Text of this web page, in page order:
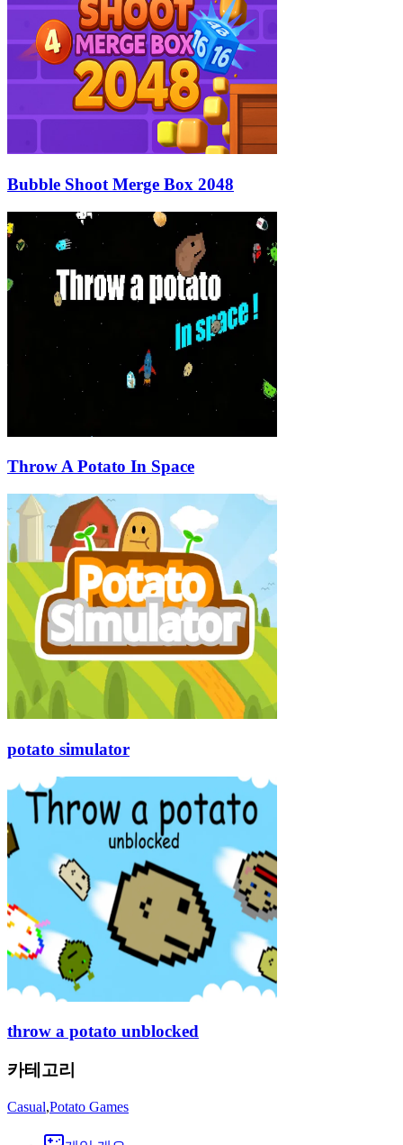
Bubble Shoot Merge Box 2048
Throw A Potato In Space
potato simulator
throw a potato unblocked
카테고리
Casual,Potato Games